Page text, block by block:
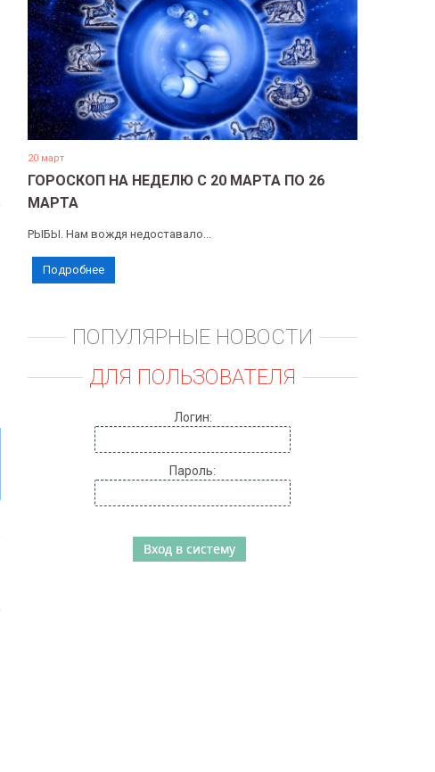
20 март
ГОРОСКОП НА НЕДЕЛЮ С 20 МАРТА ПО 26
МАРТА
РЫБЫ. Нам вождя недоставало...
Подробнее
ПОПУЛЯРНЫЕ НОВОСТИ
ДЛЯ ПОЛЬЗОВАТЕЛЯ
Логин:
Пароль: